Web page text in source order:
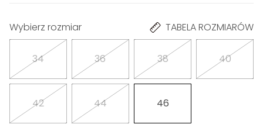
Wybierz rozmiar TABELA ROZMIARÓW
34 36 38 40
42 44 46